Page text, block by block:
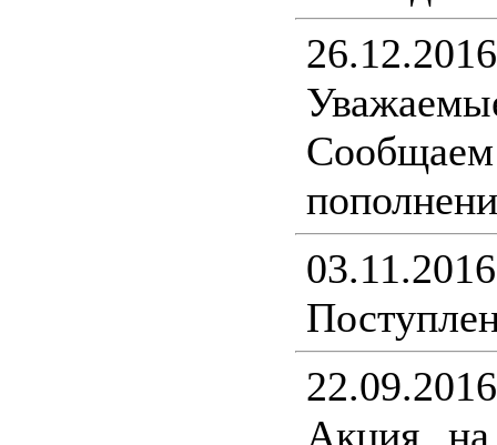
26.12.2016
03.11.2016
22.09.2016
Акция